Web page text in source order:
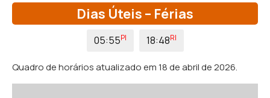
Dias Úteis – Férias
05:55PI 18:48RI
Quadro de horários atualizado em 18 de abril de 2026.